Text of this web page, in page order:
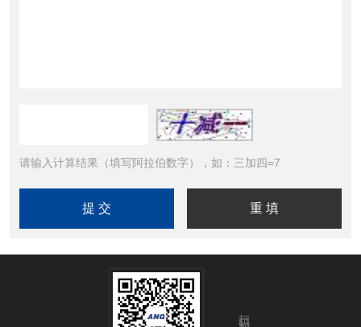
请输入计算结果（填写阿拉伯数字），如：三加四=7
扫码加微信